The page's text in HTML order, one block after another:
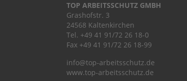
TOP ARBEITSSCHUTZ GMBH
Grashofstr. 3
24568 Kaltenkirchen
Tel. +49 41 91/72 26 18-0
Fax +49 41 91/72 26 18-99
info@top-arbeitsschutz.de
www.top-arbeitsschutz.de